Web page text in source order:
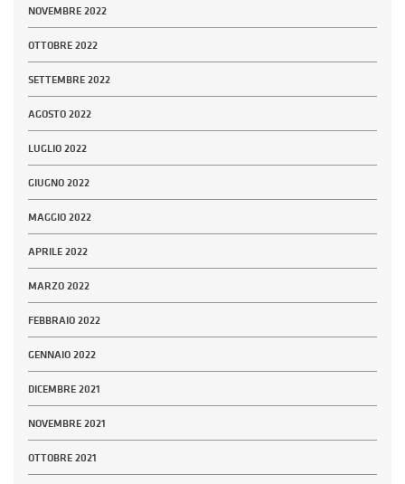
NOVEMBRE 2022
OTTOBRE 2022
SETTEMBRE 2022
AGOSTO 2022
LUGLIO 2022
GIUGNO 2022
MAGGIO 2022
APRILE 2022
MARZO 2022
FEBBRAIO 2022
GENNAIO 2022
DICEMBRE 2021
NOVEMBRE 2021
OTTOBRE 2021